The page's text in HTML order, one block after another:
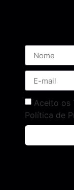
Aceito os
Política de